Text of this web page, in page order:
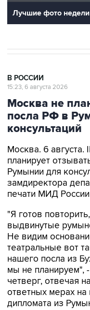
Лучшие фото недели
В РОССИИ
15:23, 6 августа 2026
Москва не
посла РФ в
консультаций
Москва. 6 августа.
планирует
Румынии для
замдиректора
печати МИД
"Я готов
выдвинутые
Не видим
театральные вот
нашего посла из
мы не планируем",
четверг, отвечая
ответных мерах
дипломата из